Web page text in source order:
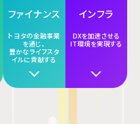
ファイナンス
トヨタの金融事業
を通じ、
豊かなライフスタ
イルに貢献する
インフラ
DXを加速させる
IT環境を実現する